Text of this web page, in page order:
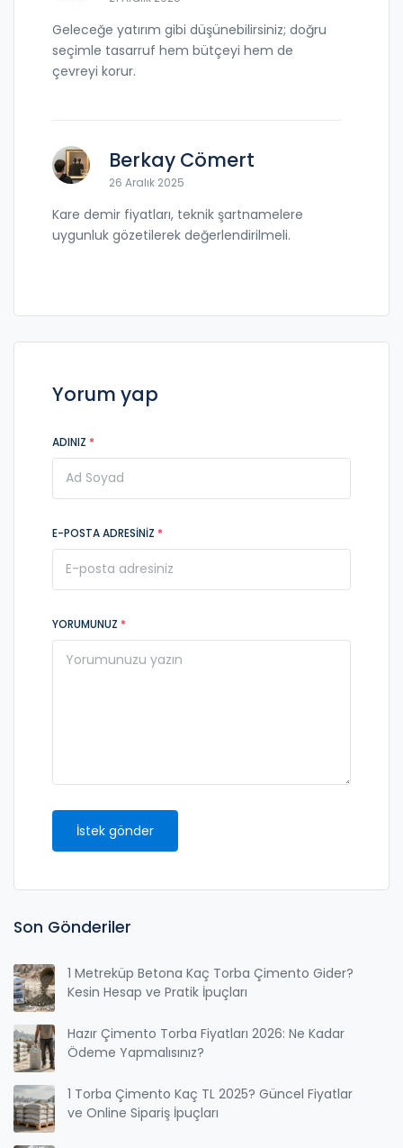
Geleceğe yatırım gibi düşünebilirsiniz; doğru
seçimle tasarruf hem bütçeyi hem de
çevreyi korur.
Berkay Cömert
26 Aralık 2025
Kare demir fiyatları, teknik şartnamelere
uygunluk gözetilerek değerlendirilmeli.
Yorum yap
ADINIZ *
E-POSTA ADRESINIZ *
YORUMUNUZ *
İstek gönder
Son Gönderiler
1 Metreküp Betona Kaç Torba Çimento Gider?
Kesin Hesap ve Pratik İpuçları
Hazır Çimento Torba Fiyatları 2026: Ne Kadar
Ödeme Yapmalısınız?
1 Torba Çimento Kaç TL 2025? Güncel Fiyatlar
ve Online Sipariş İpuçları